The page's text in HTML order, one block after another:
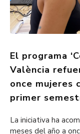
El programa
València
once mujeres
primer
La iniciativa ha
meses del año a